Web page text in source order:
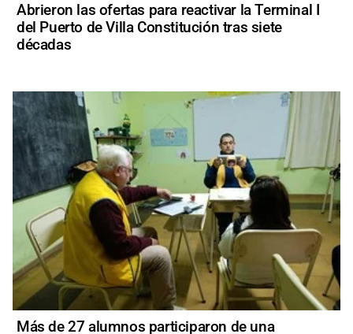
Abrieron las ofertas para reactivar la Terminal I
del Puerto de Villa Constitución tras siete
décadas
Más de 27 alumnos participaron de una